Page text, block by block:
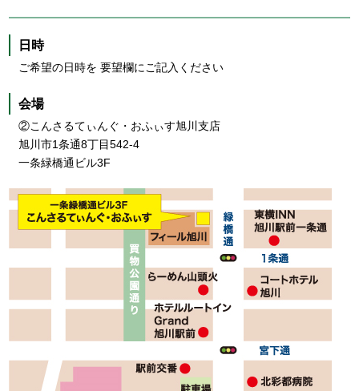
日時
ご希望の日時を 要望欄にご記入ください
会場
②こんさるてぃんぐ・おふぃす旭川支店
旭川市1条通8丁目542-4
一条緑橋通ビル3F